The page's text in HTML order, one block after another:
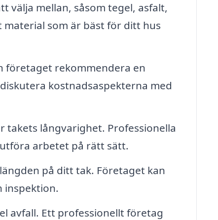
välja mellan, såsom tegel, asfalt,
som är bäst för ditt hus
företaget rekommendera en
kostnadsaspekterna med
långvarighet. Professionella
arbetet på rätt sätt.
på ditt tak. Företaget kan
inspektion.
avfall. Ett professionellt företag